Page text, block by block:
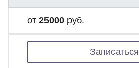
от 25000 руб.
Записаться